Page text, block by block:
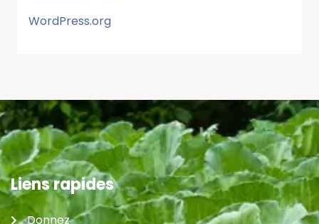
WordPress.org
Liens rapides
Donnez